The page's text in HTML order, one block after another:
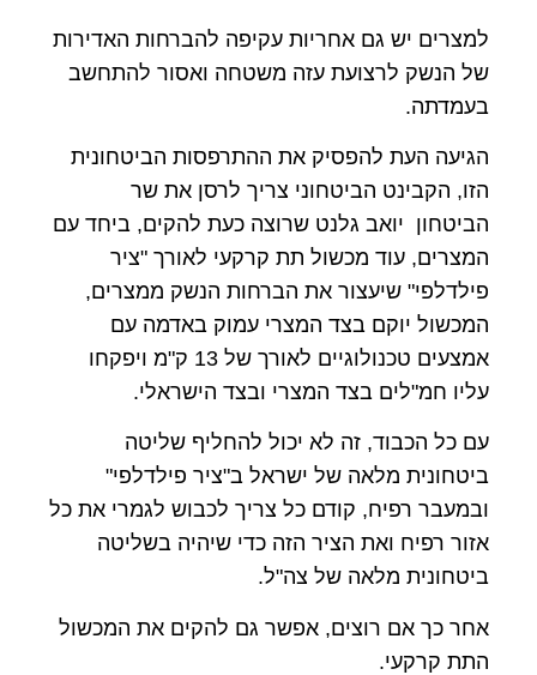
למצרים יש גם אחריות עקיפה להברחות האדירות
של הנשק לרצועת עזה משטחה ואסור להתחשב
בעמדתה.
הגיעה העת להפסיק את ההתרפסות הביטחונית
הזו, הקבינט הביטחוני צריך לרסן את שר
הביטחון יואב גלנט שרוצה כעת להקים, ביחד עם
המצרים, עוד מכשול תת קרקעי לאורך "ציר
פילדלפי" שיעצור את הברחות הנשק ממצרים,
המכשול יוקם בצד המצרי עמוק באדמה עם
אמצעים טכנולוגיים לאורך של 13 ק"מ ויפקחו
עליו חמ"לים בצד המצרי ובצד הישראלי.
עם כל הכבוד, זה לא יכול להחליף שליטה
ביטחונית מלאה של ישראל ב"ציר פילדלפי"
ובמעבר רפיח, קודם כל צריך לכבוש לגמרי את כל
אזור רפיח ואת הציר הזה כדי שיהיה בשליטה
ביטחונית מלאה של צה"ל.
אחר כך אם רוצים, אפשר גם להקים את המכשול
התת קרקעי.